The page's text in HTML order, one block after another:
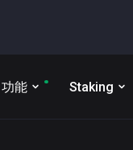
功能 Staking